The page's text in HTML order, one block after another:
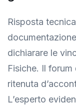
Risposta
dichiarare le
Fisiche. Il forum
ritenuta
L’esperto